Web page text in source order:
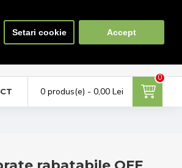
Setari cookie Accept
Favorite Compara
0
0 produs(e) - 0,00 Lei
0